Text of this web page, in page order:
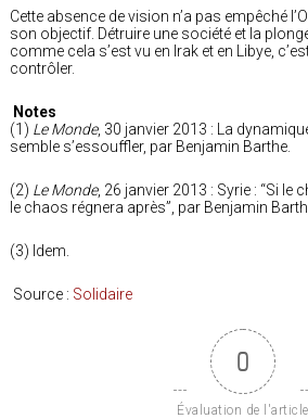
Cette absence de vision n’a pas empêché
son objectif. Détruire une société et la
comme cela s’est vu en Irak et en Libye,
contrôler.
Notes
(1) Le Monde, 30 janvier 2013 : La
semble s’essouffler, par Benjamin Barthe.
(2) Le Monde, 26 janvier 2013 : Syrie : “Si le
le chaos régnera après”, par Benjamin
(3) Idem.
Source : Solidaire
0
Évaluation de l'article